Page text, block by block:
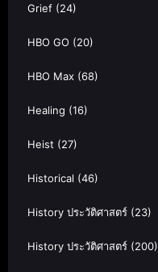
Grief (24)
HBO GO (20)
HBO Max (68)
Healing (16)
Heist (27)
Historical (46)
History ประวัติศาสตร์ (23)
History ประวัติศาสตร์ (200)